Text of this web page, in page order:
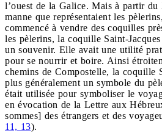
l’ouest de la Galice. Mais à partir
manne que représentaient les
commencé à vendre des coquilles
les pèlerins, la coquille Saint-
un souvenir. Elle avait une utilité
pour se nourrir et boire. Ainsi
chemins de Compostelle, la coquille
plus généralement un symbole du
était utilisée pour symboliser le
en évocation de la Lettre aux
sommes] des étrangers et des
11, 13).